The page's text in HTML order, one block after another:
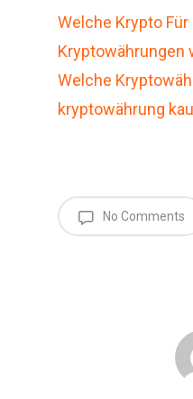
Welche Krypto
Kryptowährungen
Welche
kryptowährung
No Comments